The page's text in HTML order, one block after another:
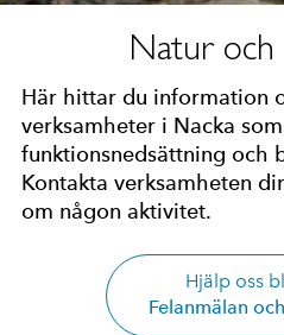
Natur
Här hittar du information
verksamheter i Nacka
funktionsnedsättning och
Kontakta verksamheten
om någon aktivitet.
Hjälp oss
Felanmälan